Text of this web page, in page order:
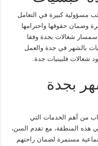
مسؤولية كبيرة في التعامل
وضمان حقوقها واحترامها
شغالات بجدة وفقا
بالشهر في جدة والعمل
شغالات فلبينيات جدة.
بجدة
من أهم الخدمات التي
هذه المنطقة، مع تقدم السن،
مستمرة لضمان راحتهم